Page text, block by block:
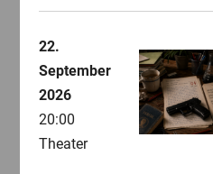
22.
September
2026
20:00
Theater